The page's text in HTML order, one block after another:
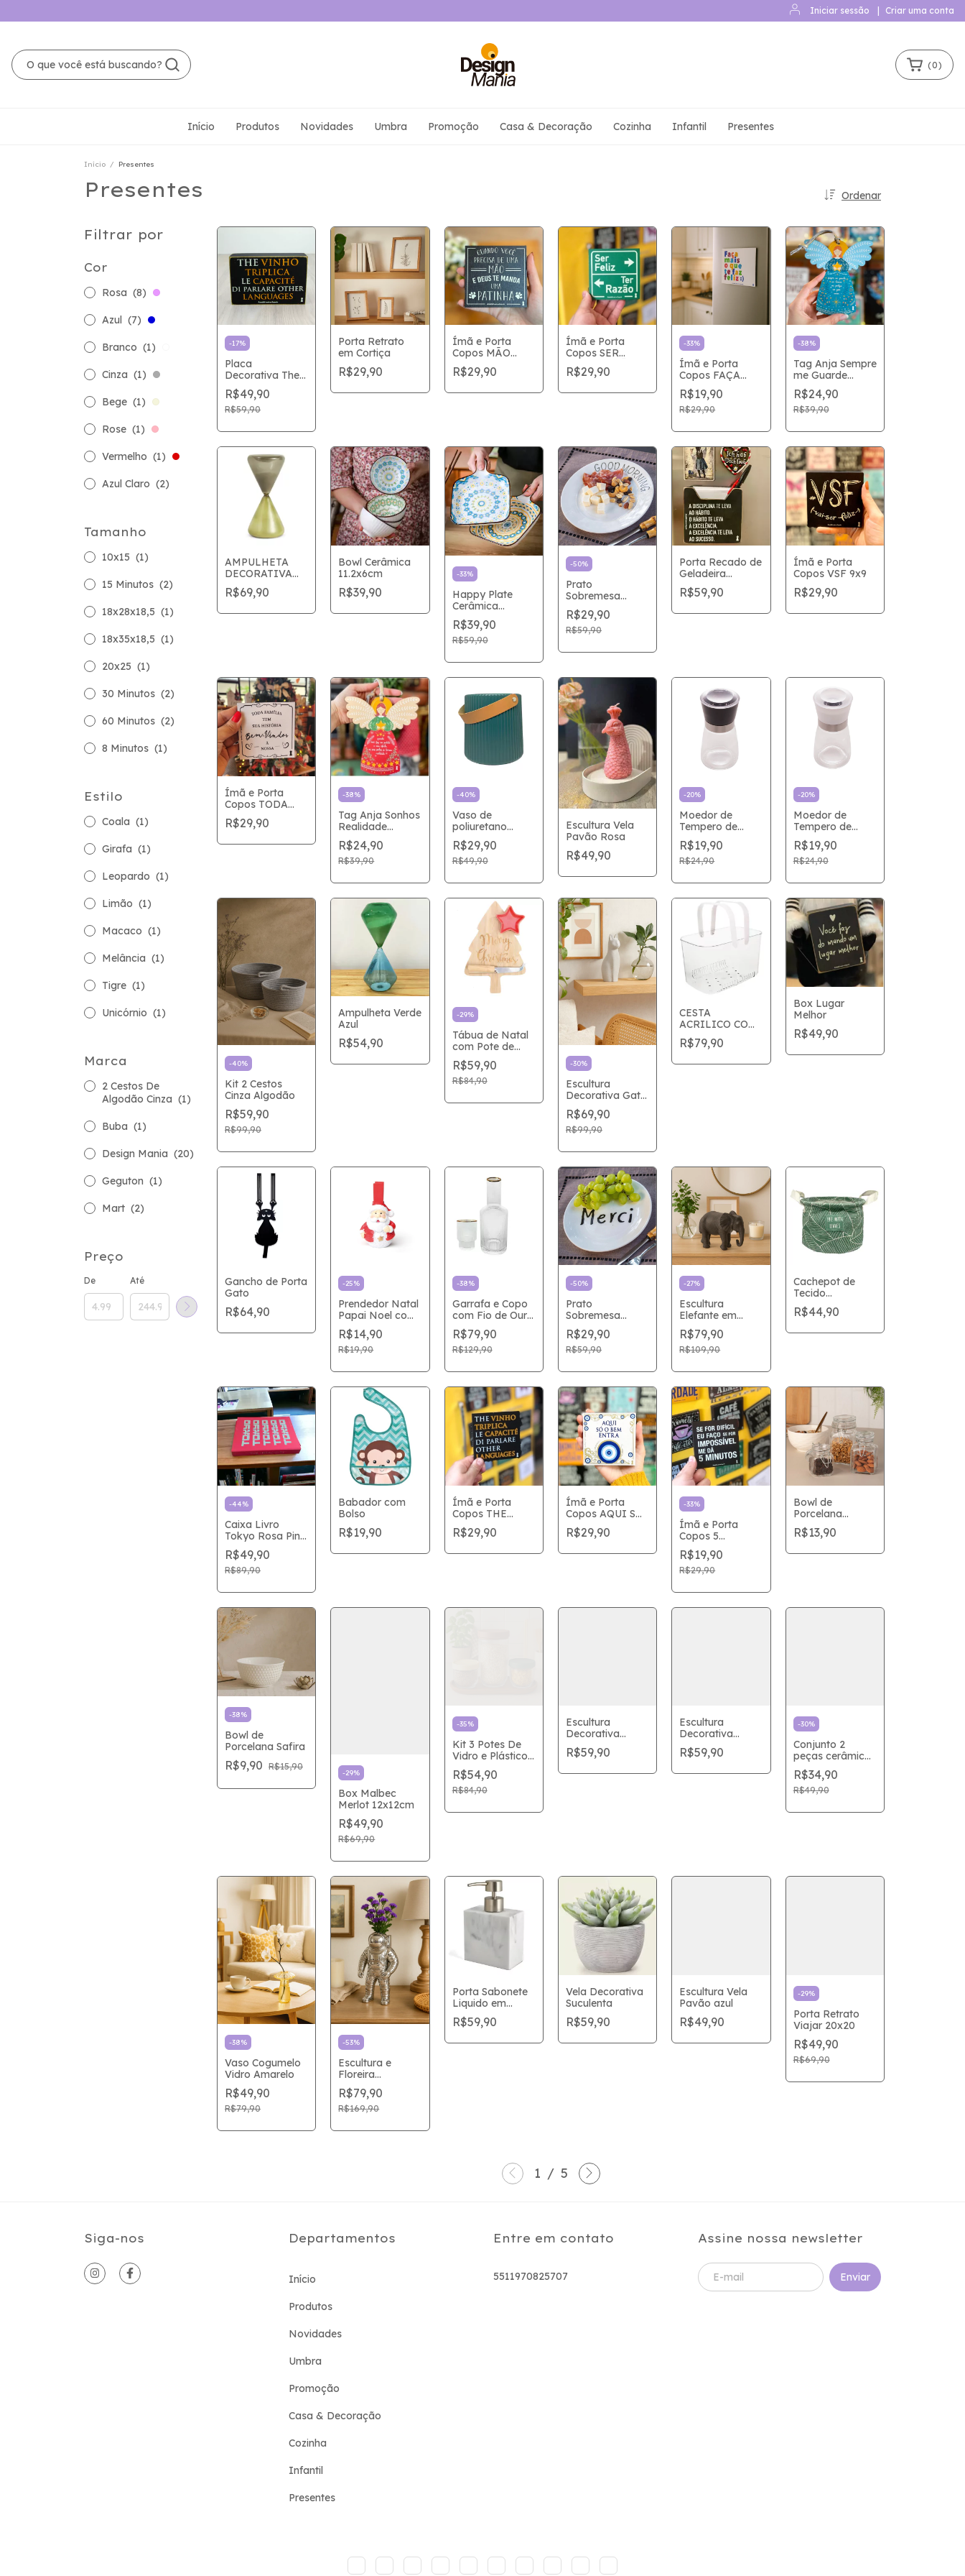
Iniciar sessão Criar uma conta
(0)
Início Produtos Novidades Umbra Promoção Casa & Decoração Cozinha Infantil Presentes
Início / Presentes
Presentes Ordenar
Filtrar por
Cor
Rosa (8)
Azul (7)
Branco (1)
Cinza (1)
Bege (1)
Rose (1)
Vermelho (1)
Azul Claro (2)
Tamanho
10x15 (1)
15 Minutos (2)
18x28x18,5 (1)
18x35x18,5 (1)
20x25 (1)
30 Minutos (2)
60 Minutos (2)
8 Minutos (1)
Estilo
Coala (1)
Girafa (1)
Leopardo (1)
Limão (1)
Macaco (1)
Melância (1)
Tigre (1)
Unicórnio (1)
Marca
2 Cestos De
Algodão Cinza (1)
Buba (1)
Design Mania (20)
Geguton (1)
Mart (2)
Preço
De Até
-17%
Placa
Decorativa The
Vinho
R$49,90
R$59,90
Porta Retrato
em Cortiça
R$29,90
Ímã e Porta
Copos MÃO
PATINHA 9x9
R$29,90
Ímã e Porta
Copos SER
FELIZ RAZÃO
9x9
R$29,90
-33%
Ímã e Porta
Copos FAÇA
MAIS 9x9
R$19,90
R$29,90
-38%
Tag Anja Sempre
me Guarde
14x15cm
R$24,90
R$39,90
AMPULHETA
DECORATIVA
EM VIDRO
CINZA E VERDE
R$69,90
Bowl Cerâmica
11.2x6cm
R$39,90
-33%
Happy Plate
Cerâmica
22,5x16cm
R$39,90
R$59,90
-50%
Prato
Sobremesa
Good Morning
20.5cm
R$29,90
R$59,90
Porta Recado de
Geladeira
Disciplina e
Sucesso
R$59,90
Ímã e Porta
Copos VSF 9x9
R$29,90
Ímã e Porta
Copos TODA
FAMÍLIA 9x9
R$29,90
-38%
Tag Anja Sonhos
Realidade
14x15cm
R$24,90
R$39,90
-40%
Vaso de
poliuretano
stripes com alça
de couro
R$29,90
R$49,90
Escultura Vela
Pavão Rosa
R$49,90
-20%
Moedor de
Tempero de
Vidro com
Tampa Preta
R$19,90
R$24,90
-20%
Moedor de
Tempero de
Vidro com
Tampa Branca
R$19,90
R$24,90
-40%
Kit 2 Cestos
Cinza Algodão
R$59,90
R$99,90
Ampulheta Verde
Azul
R$54,90
-29%
Tábua de Natal
com Pote de
Cerâmica e Faca
30x20cm
R$59,90
R$84,90
-30%
Escultura
Decorativa Gato
em Cerâmica
R$69,90
R$99,90
CESTA
ACRILICO COM
ALÇA
R$79,90
Box Lugar
Melhor
R$49,90
Gancho de Porta
Gato
R$64,90
-25%
Prendedor Natal
Papai Noel com
6 Unidades
R$14,90
R$19,90
-38%
Garrafa e Copo
com Fio de Ouro
Lines
R$79,90
R$129,90
-50%
Prato
Sobremesa
Merci 20.5cm
R$29,90
R$59,90
-27%
Escultura
Elefante em
Poliresina Preta
R$79,90
R$109,90
Cachepot de
Tecido
Impermável
R$44,90
-44%
Caixa Livro
Tokyo Rosa Pink
33x25x4cm
R$49,90
R$89,90
Babador com
Bolso
R$19,90
Ímã e Porta
Copos THE
VINHO
TRIPLICA 9x9
R$29,90
Ímã e Porta
Copos AQUI SÓ
O BEM 9x9
R$29,90
-33%
Ímã e Porta
Copos 5
MINUTOS 9x9
R$19,90
R$29,90
Bowl de
Porcelana
Listras
R$13,90
-38%
Bowl de
Porcelana Safira
R$9,90 R$15,90
-29%
Box Malbec
Merlot 12x12cm
R$49,90
R$69,90
-35%
Kit 3 Potes De
Vidro e Plástico
Stripes
R$54,90
R$84,90
Escultura
Decorativa
Mulher em
Poliresina 19,5cm
R$59,90
Escultura
Decorativa
Mulher com livro
em Poliresina
R$59,90
-30%
Conjunto 2
peças cerâmica
branco para
Banheiro
R$34,90
R$49,90
-38%
Vaso Cogumelo
Vidro Amarelo
R$49,90
R$79,90
-53%
Escultura e
Floreira
Astronauta de
Porcelana Prata
R$79,90
R$169,90
Porta Sabonete
Liquido em
Poliresina
Branco 14,5cm
R$59,90
Vela Decorativa
Suculenta
R$59,90
Escultura Vela
Pavão azul
R$49,90
-29%
Porta Retrato
Viajar 20x20
R$49,90
R$69,90
1 / 5
Siga-nos Departamentos
Início
Produtos
Novidades
Umbra
Promoção
Casa & Decoração
Cozinha
Infantil
Presentes
Entre em contato
5511970825707
Assine nossa newsletter